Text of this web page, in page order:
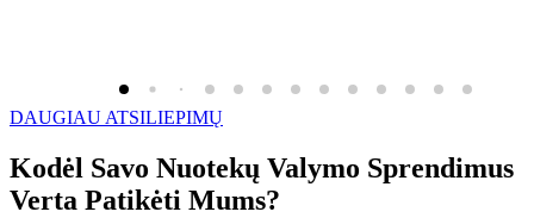
DAUGIAU ATSILIEPIMŲ
Kodėl Savo Nuotekų Valymo Sprendimus
Verta Patikėti Mums?